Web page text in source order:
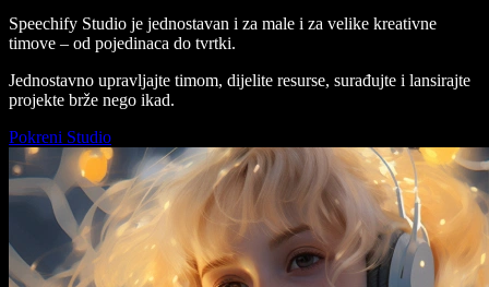
Speechify Studio je jednostavan i za male i za velike kreativne
timove – od pojedinaca do tvrtki.
Jednostavno upravljajte timom, dijelite resurse, surađujte i lansirajte
projekte brže nego ikad.
Pokreni Studio